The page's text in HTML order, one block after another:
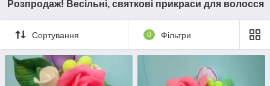
Розпродаж! Весільні, святкові прикраси для волосся
Сортування 0 Фільтри